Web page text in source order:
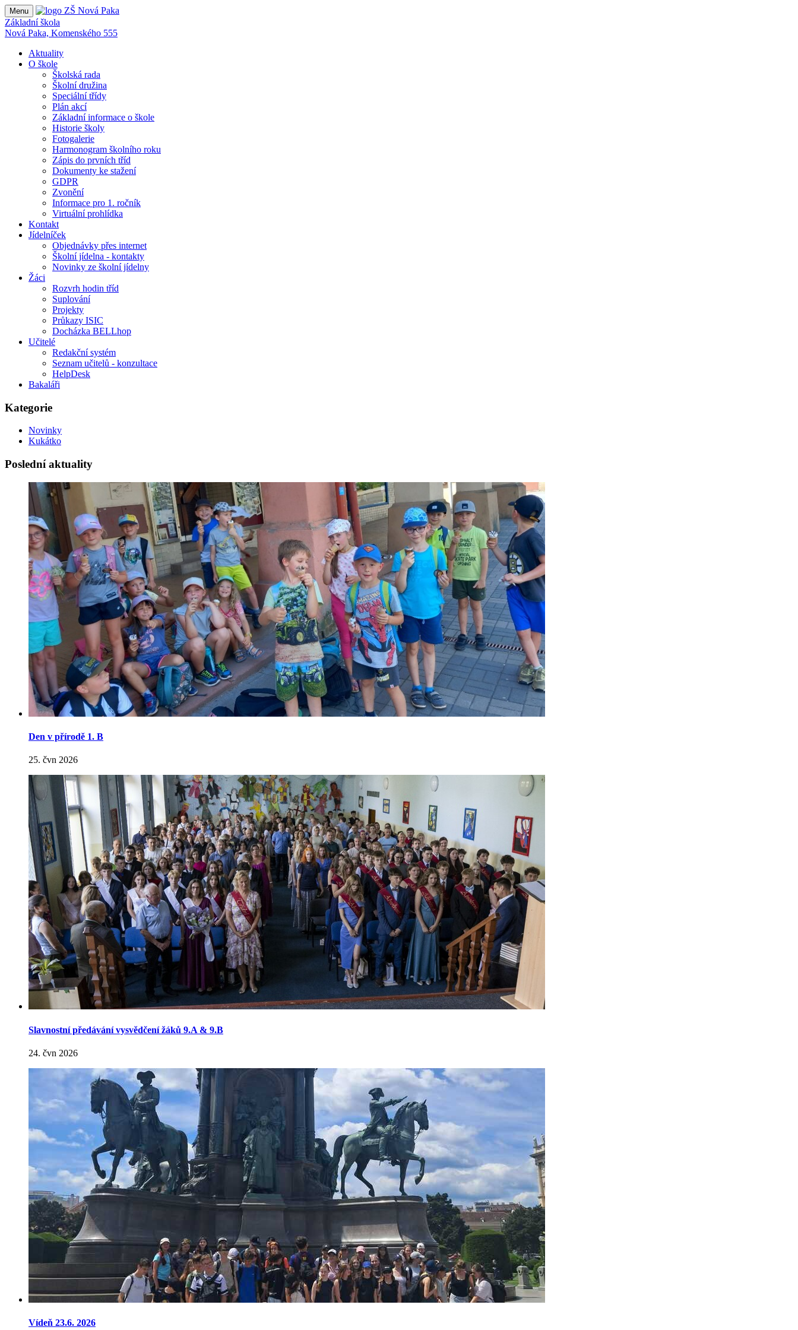
Menu
Základní škola
Nová Paka, Komenského 555
Aktuality
O škole
Školská rada
Školní družina
Speciální třídy
Plán akcí
Základní informace o škole
Historie školy
Fotogalerie
Harmonogram školního roku
Zápis do prvních tříd
Dokumenty ke stažení
GDPR
Zvonění
Informace pro 1. ročník
Virtuální prohlídka
Kontakt
Jídelníček
Objednávky přes internet
Školní jídelna - kontakty
Novinky ze školní jídelny
Žáci
Rozvrh hodin tříd
Suplování
Projekty
Průkazy ISIC
Docházka BELLhop
Učitelé
Redakční systém
Seznam učitelů - konzultace
HelpDesk
Bakaláři
Kategorie
Novinky
Kukátko
Poslední aktuality
Den v přírodě 1. B
25. čvn 2026
Slavnostní předávání vysvědčení žáků 9.A & 9.B
24. čvn 2026
Vídeň 23.6. 2026